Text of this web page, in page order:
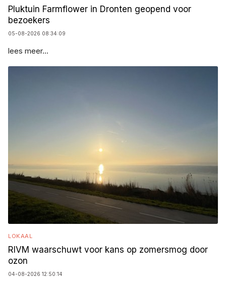
Pluktuin Farmflower in Dronten geopend voor
bezoekers
05-08-2026 08:34:09
lees meer...
LOKAAL
RIVM waarschuwt voor kans op zomersmog door
ozon
04-08-2026 12:50:14